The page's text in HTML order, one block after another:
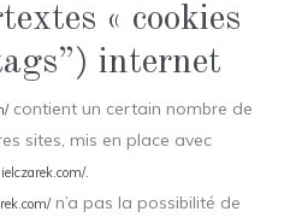
« cookies
internet
contient un certain nombre de
sites, mis en place avec
.
n’a pas la possibilité de